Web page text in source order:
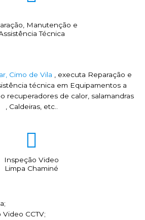
Manutenção e
Técnica
Cimo de Vila , executa Reparação e
técnica em Equipamentos a
recuperadores de calor, salamandras
, Caldeiras, etc..
Inspeção Video
Limpa Chaminé
Video CCTV;